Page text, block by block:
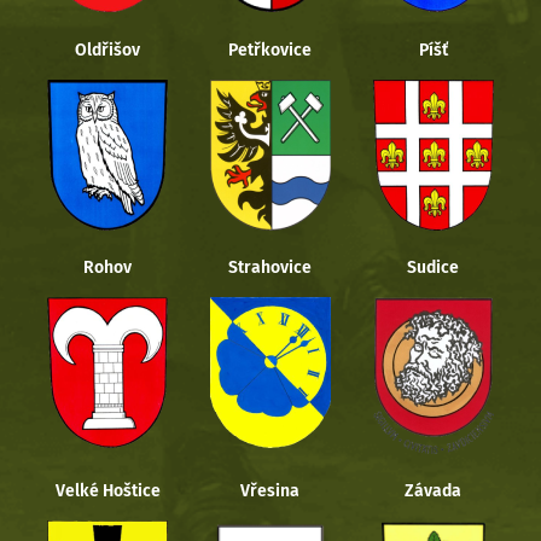
Oldřišov Petřkovice Píšť
Rohov Strahovice Sudice
Velké Hoštice Vřesina Závada